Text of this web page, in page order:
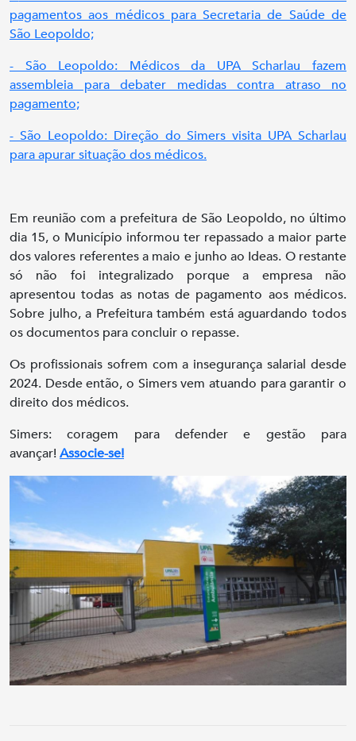
pagamentos aos médicos para Secretaria de Saúde de
São Leopoldo;
- São Leopoldo: Médicos da UPA Scharlau fazem
assembleia para debater medidas contra atraso no
pagamento;
- São Leopoldo: Direção do Simers visita UPA Scharlau
para apurar situação dos médicos.
Em reunião com a prefeitura de São Leopoldo, no último
dia 15, o Município informou ter repassado a maior parte
dos valores referentes a maio e junho ao Ideas. O restante
só não foi integralizado porque a empresa não
apresentou todas as notas de pagamento aos médicos.
Sobre julho, a Prefeitura também está aguardando todos
os documentos para concluir o repasse.
Os profissionais sofrem com a insegurança salarial desde
2024. Desde então, o Simers vem atuando para garantir o
direito dos médicos.
Simers: coragem para defender e gestão para
avançar!Associe-se!